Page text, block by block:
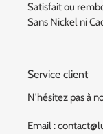
Satisfait ou
Sans Nickel ni
Service client
N'hésitez pas à
Email :